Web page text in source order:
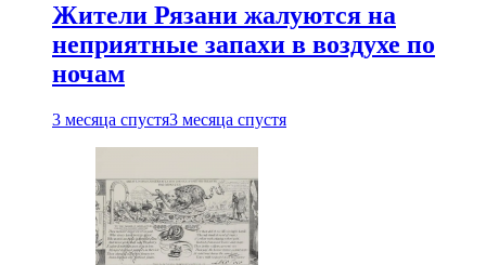
Жители Рязани жалуются на
неприятные запахи в воздухе по
ночам
3 месяца спустя3 месяца спустя